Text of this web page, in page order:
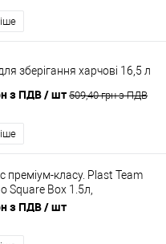
зберігання харчові 16,5 л
з ПДВ/ шт 509,40 грн з ПДВ
преміум-класу. Plast Team
Square Box 1.5л,
з ПДВ/ шт